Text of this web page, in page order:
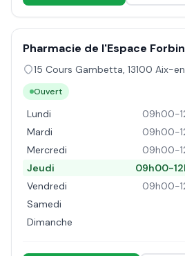
Pharmacie de l'Espace Forbin
15 Cours Gambetta, 13100 Aix-
Ouvert
Lundi
09h00-
Mardi
09h00-
Mercredi
09h00-
Jeudi
09h00-
Vendredi
09h00-
Samedi
Dimanche